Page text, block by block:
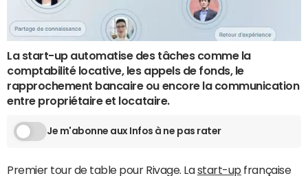
La start-up automatise des tâches comme la
comptabilité locative, les appels de fonds, le
rapprochement bancaire ou encore la communication
entre propriétaire et locataire.
Je m'abonne aux Infos à ne pas rater
Premier tour de table pour Rivage. Lastart-up française